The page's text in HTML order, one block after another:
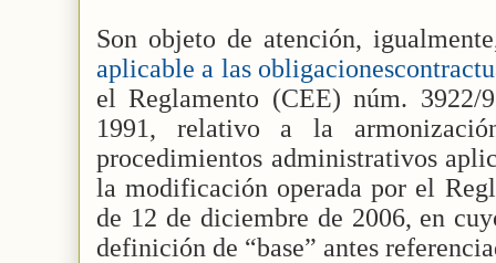
Son objeto de atención,
aplicable a las
el Reglamento (CEE) núm.
1991, relativo a la
procedimientos administrativos
la modificación operada por el
de 12 de diciembre de 2006, en
definición de “base” antes